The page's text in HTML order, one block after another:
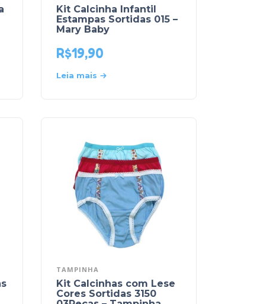
Kit Calcinha Infantil
Estampas Sortidas 015 –
Mary Baby
R$19,90
Leia mais
TAMPINHA
Kit Calcinhas com Lese
Cores Sortidas 3150